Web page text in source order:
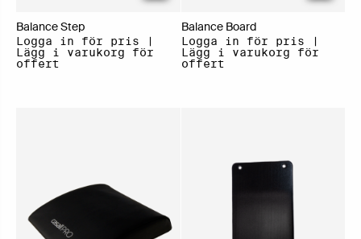
Balance Step
Logga in för pris |
Lägg i varukorg för
offert
Balance Board
Logga in för pris |
Lägg i varukorg för
offert